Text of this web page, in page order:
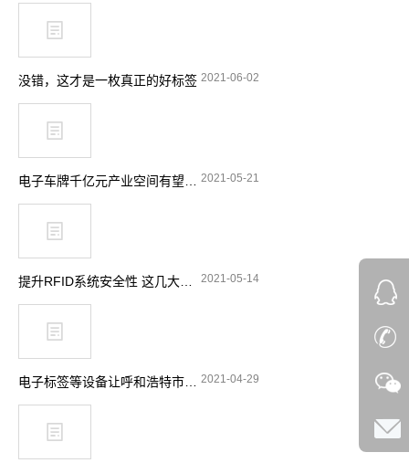
没错，这才是一枚真正的好标签 2021-06-02
2021-05-21
2021-05-14
2021-04-29